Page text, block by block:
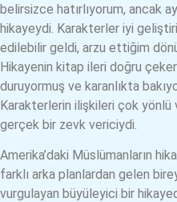
belirsizce hatırlıyorum, ancak
hikayeydi. Karakterler iyi
edilebilir geldi, arzu ettiğim
Hikayenin kitap ileri doğru
duruyormuş ve karanlıkta
Karakterlerin ilişkileri çok yönlü
gerçek bir zevk vericiydi.
Amerika’daki Müslümanların
farklı arka planlardan gelen
vurgulayan büyüleyici bir